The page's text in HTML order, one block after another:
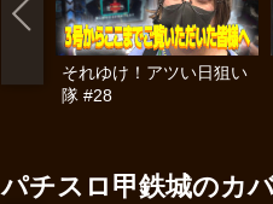
それゆけ！アツい日狙い
隊 #28
パチスロ甲鉄城のカ